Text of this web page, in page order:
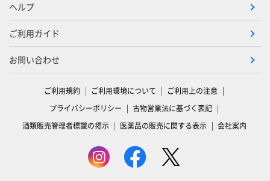
ヘルプ
ご利用ガイド
お問い合わせ
ご利用規約 ご利用環境について
ご利用上の注意
プライバシーポリシー
古物営業法に基づく表記
酒類販売管理者標識の掲示
医薬品の販売に関する表示 会社案内